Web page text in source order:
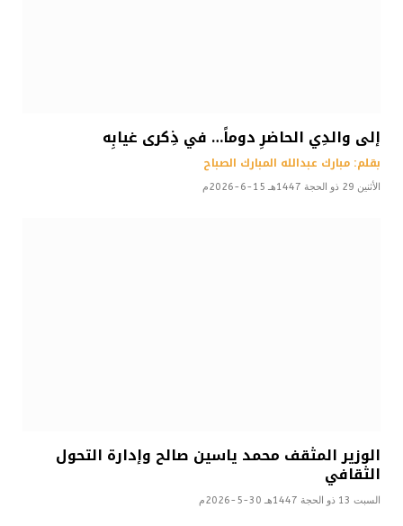
إلى والدِي الحاضرِ دوماً… في ذِكرى غيابِه
بقلم: مبارك عبدالله المبارك الصباح
الأثنين 29 ذو الحجة 1447هـ 15-6-2026م
الوزير المثقف محمد ياسين صالح وإدارة التحول
الثقافي
السبت 13 ذو الحجة 1447هـ 30-5-2026م